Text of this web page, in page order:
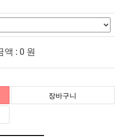
액 : 0 원
장바구니